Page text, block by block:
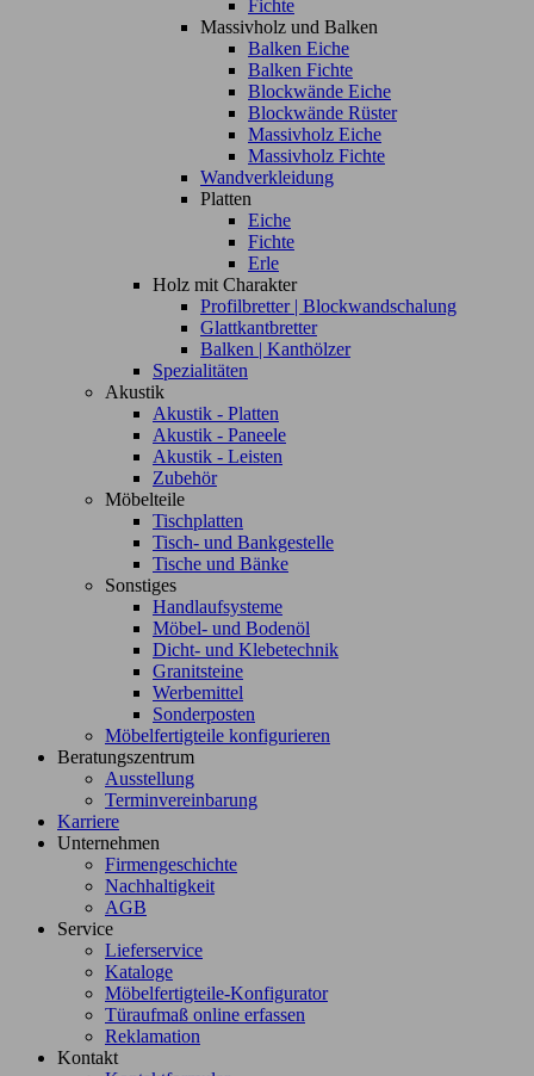
Fichte
Massivholz und Balken
Balken Eiche
Balken Fichte
Blockwände Eiche
Blockwände Rüster
Massivholz Eiche
Massivholz Fichte
Wandverkleidung
Platten
Eiche
Fichte
Erle
Holz mit Charakter
Profilbretter | Blockwandschalung
Glattkantbretter
Balken | Kanthölzer
Spezialitäten
Akustik
Akustik - Platten
Akustik - Paneele
Akustik - Leisten
Zubehör
Möbelteile
Tischplatten
Tisch- und Bankgestelle
Tische und Bänke
Sonstiges
Handlaufsysteme
Möbel- und Bodenöl
Dicht- und Klebetechnik
Granitsteine
Werbemittel
Sonderposten
Möbelfertigteile konfigurieren
Beratungszentrum
Ausstellung
Terminvereinbarung
Karriere
Unternehmen
Firmengeschichte
Nachhaltigkeit
AGB
Service
Lieferservice
Kataloge
Möbelfertigteile-Konfigurator
Türaufmaß online erfassen
Reklamation
Kontakt